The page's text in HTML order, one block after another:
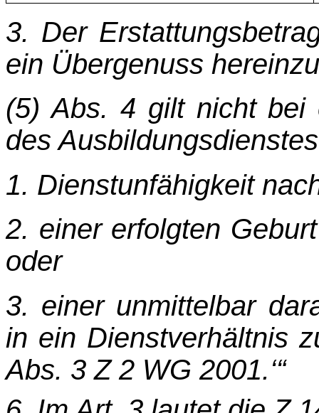
3. Der
ein Übergenuss
(5) Abs. 4 gilt nicht bei
des
1. Dienstunfähigkeit
2. einer erfolgten
oder
3. einer unmittelbar
in ein Dienstverhältnis
Abs. 3 Z 2 WG 2001.‘“